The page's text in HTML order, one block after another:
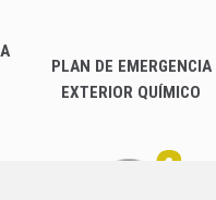
PLAN DE EMERGENCIA
EXTERIOR QUÍMICO